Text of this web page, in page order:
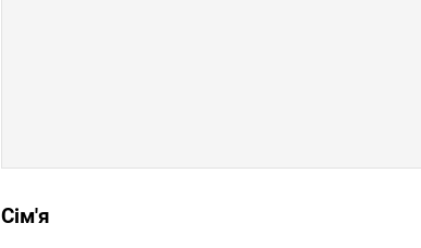
Сім'я